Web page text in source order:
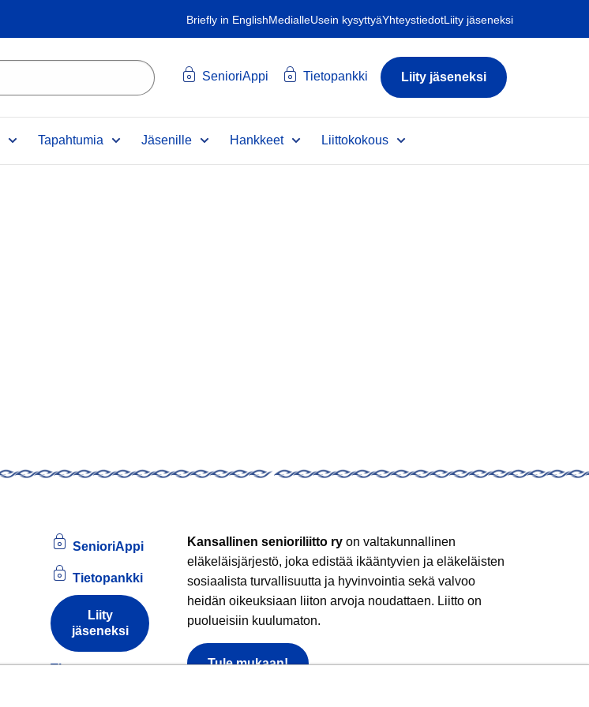
Briefly in EnglishMedialleUsein kysyttyäYhteystiedotLiity jäseneksi
SenioriAppi Tietopankki Liity jäseneksi
Tapahtumia Jäsenille Hankkeet Liittokokous
SenioriAppi
Tietopankki
Liity
jäseneksi
Tietoa
Kansallinen senioriliitto ry on valtakunnallinen
eläkeläisjärjestö, joka edistää ikääntyvien ja eläkeläisten
sosiaalista turvallisuutta ja hyvinvointia sekä valvoo
heidän oikeuksiaan liiton arvoja noudattaen. Liitto on
puolueisiin kuulumaton.
Tule mukaan!